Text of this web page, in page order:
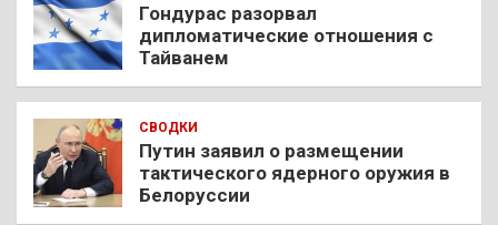
Гондурас разорвал
дипломатические отношения с
Тайванем
СВОДКИ
Путин заявил о размещении
тактического ядерного оружия в
Белоруссии